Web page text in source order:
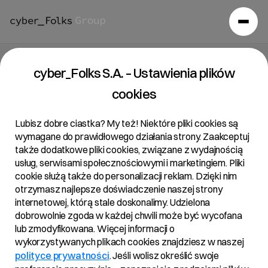
Raport bieżący 30/2022
Temat:
Powiadomienie o transakcji nabycia akcji Spółki
wykonanej przez osobę pełniącą obowiązki
zarządcze
Podstawa prawna:
Art. 19 ust. 3 MAR – informacja o transakcjach
cyber_Folks S.A. – Ustawienia plików
cookies
Lubisz dobre ciastka? My też! Niektóre pliki cookies są
wymagane do prawidłowego działania strony. Zaakceptuj
także dodatkowe pliki cookies, związane z wydajnością
usług, serwisami społecznościowymi i marketingiem. Pliki
cookie służą także do personalizacji reklam. Dzięki nim
otrzymasz najlepsze doświadczenie naszej strony
internetowej, którą stale doskonalimy. Udzielona
dobrowolnie zgoda w każdej chwili może być wycofana
lub zmodyfikowana. Więcej informacji o
wykorzystywanych plikach cookies znajdziesz w naszej
polityce prywatności. Jeśli wolisz określić swoje